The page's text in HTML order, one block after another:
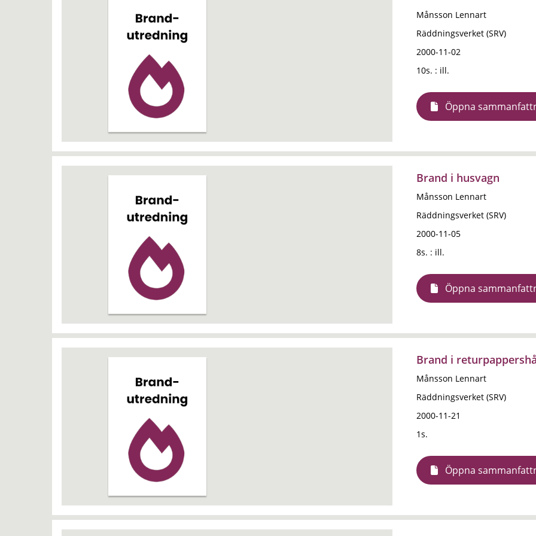
Månsson Lennart
Räddningsverket (SRV)
2000-11-02
10s. : ill.
Öppna
Brand i husvagn
Månsson Lennart
Räddningsverket (SRV)
2000-11-05
8s. : ill.
Öppna
Brand i
Månsson Lennart
Räddningsverket (SRV)
2000-11-21
1s.
Öppna